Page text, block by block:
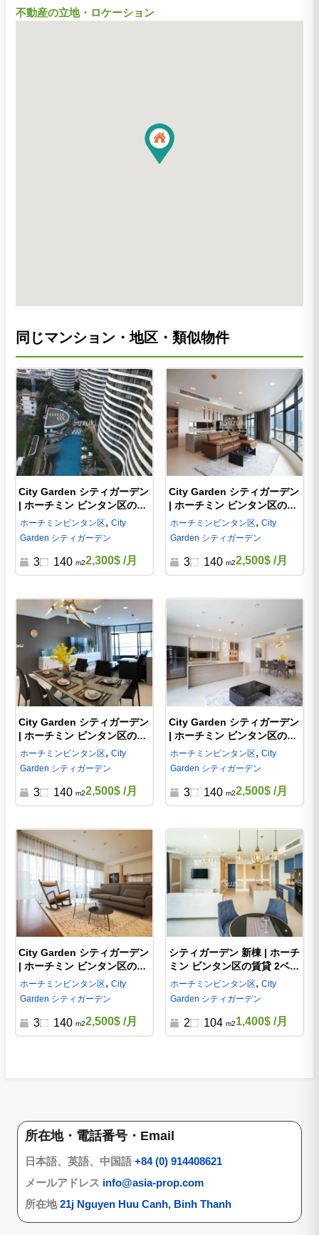
不動産の立地・ロケーション
同じマンション・地区・類似物件
City Garden シティガーデン
| ホーチミン ビンタン区の賃
貸 3ベッド | CG83786
ホーチミン ビンタン区, City
Garden シティガーデン
3 140 m22,300$ /月
City Garden シティガーデン
| ホーチミン ビンタン区の賃
貸 3ベッド | CG808552
ホーチミン ビンタン区, City
Garden シティガーデン
3 140 m22,500$ /月
City Garden シティガーデン
| ホーチミン ビンタン区の賃
貸 3ベッド | CG45819
ホーチミン ビンタン区, City
Garden シティガーデン
3 140 m22,500$ /月
City Garden シティガーデン
| ホーチミン ビンタン区の賃
貸 3ベッド | CG330365
ホーチミン ビンタン区, City
Garden シティガーデン
3 140 m22,500$ /月
City Garden シティガーデン
| ホーチミン ビンタン区の賃
貸 3ベッド | C220936
ホーチミン ビンタン区, City
Garden シティガーデン
3 140 m22,500$ /月
シティガーデン 新棟 | ホーチ
ミン ビンタン区の賃貸 2ベッ
ド 104平米 | CG122128
ホーチミン ビンタン区, City
Garden シティガーデン
2 104 m21,400$ /月
所在地・電話番号・Email
日本語、英語、中国語 +84 (0) 914408621
メールアドレス info@asia-prop.com
所在地21j Nguyen Huu Canh, Binh Thanh